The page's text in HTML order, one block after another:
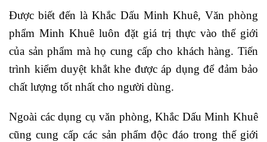
Được biết đến là Khắc Dấu Minh Khuê, Văn phòng
phẩm Minh Khuê luôn đặt giá trị thực vào thế giới
của sản phẩm mà họ cung cấp cho khách hàng. Tiến
trình kiểm duyệt khắt khe được áp dụng để đảm bảo
chất lượng tốt nhất cho người dùng.
Ngoài các dụng cụ văn phòng, Khắc Dấu Minh Khuê
cũng cung cấp các sản phẩm độc đáo trong thế giới